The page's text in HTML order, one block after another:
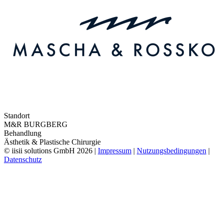
Standort
M&R BURGBERG
Behandlung
Ästhetik & Plastische Chirurgie
© iisii solutions GmbH 2026 | Impressum | Nutzungsbedingungen |
Datenschutz